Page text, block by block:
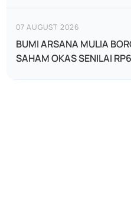
07 AUGUST 2026
BUMI ARSANA MULIA
SAHAM OKAS SENILAI